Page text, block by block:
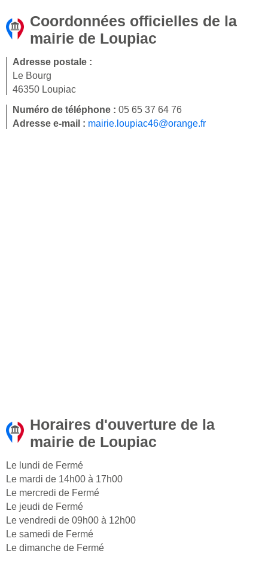
Coordonnées officielles de la
mairie de Loupiac
Adresse postale :
Le Bourg
46350 Loupiac
Numéro de téléphone : 05 65 37 64 76
Adresse e-mail : mairie.loupiac46@orange.fr
Horaires d'ouverture de la
mairie de Loupiac
Le lundi de Fermé
Le mardi de 14h00 à 17h00
Le mercredi de Fermé
Le jeudi de Fermé
Le vendredi de 09h00 à 12h00
Le samedi de Fermé
Le dimanche de Fermé